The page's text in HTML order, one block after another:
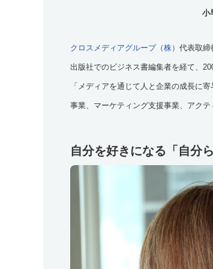
小
クロスメディアグループ（株） 代表取締
出版社でのビジネス書編集者を経て、
「メディアを通じて人と企業の成長に
事業、マーケティング支援事業、アクテ
自分を好きになる「自分